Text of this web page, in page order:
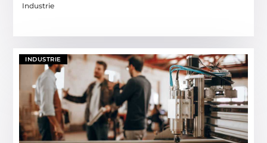
Industrie
INDUSTRIE